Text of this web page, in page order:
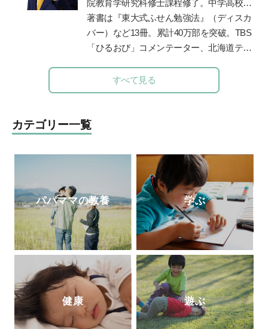
はじめ、全国の学校や学習塾で利用されて
いる。人工知能型教材の開発の他、「未来
教育」も提供している。
院教育学研究科修士課程修了。中学高校時
代に生徒会長、サッカー部、応援団長、文
化祭実行委員などを経験しながら東京大学
に現役で合格。自身の時間の使い方や効率
で「勉強のやり方」を教える塾プラスティ
ーを起業。創業以来、公教育支援を続けて
バイザー等を務めてきた。
著書は『東大式ふせん勉強法』（ディスカ
バー）など13冊。累計40万部を突破。 TBS
「ひるおび」コメンテーター、北海道テレ
朝日小学生新聞で執筆・連載中。
オで「清水章弘の合格への道」を毎週金曜
」の有料サービスで聴取できます）。
すべて見る
カテゴリー一覧
パパママの教養 学ぶ
健康 遊ぶ